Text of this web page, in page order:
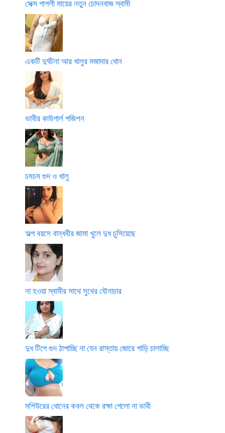
সেক্স পাগলী মায়ের নতুন চোদনবাজ স্বামী
একটি দুর্ঘটনা আর খালুর মজাদার ধোন
ভাবীর কাউগার্ল পজিশন
চমচম গুদ ও খালু
অল্প বয়সে বান্ধবীর জামা খুলে দুধ চুসিয়েছে
না হওয়া স্বামীর সাথে সুখের যৌনাচার
দুধ টিপে গুদ ঠাপাচ্ছি না যেন রাস্তায় জোরে গাড়ি চালাচ্ছি
মশিউরের ধোনের কবল থেকে রক্ষা পেলো না ভাবী